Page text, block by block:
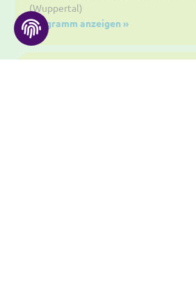
(Wuppertal)
Programm anzeigen »